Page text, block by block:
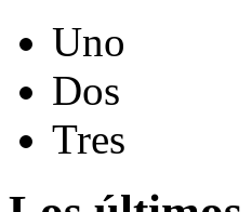
Uno
Dos
Tres